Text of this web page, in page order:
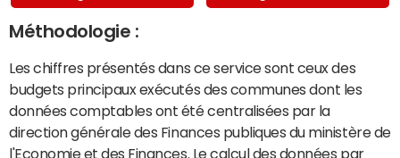
Méthodologie :
Les chiffres présentés dans ce service sont ceux des
budgets principaux exécutés des communes dont les
données comptables ont été centralisées par la
direction générale des Finances publiques du ministère de
l'Economie et des Finances. Le calcul des données par